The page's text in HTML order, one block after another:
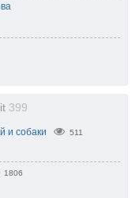
399
и собаки 511
1806